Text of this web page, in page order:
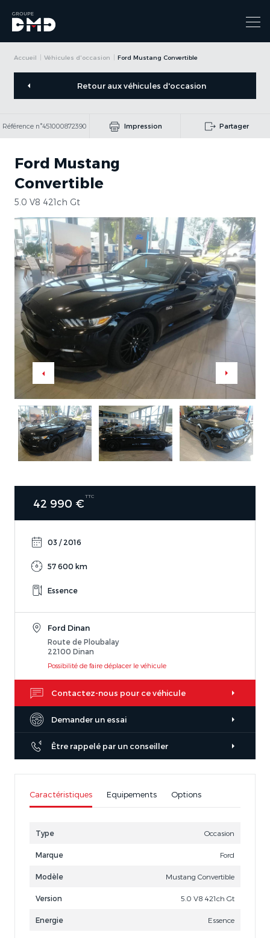
Accueil Véhicules d'occasion Ford Mustang Convertible
Retour aux véhicules d'occasion
Référence n°451000872390 Impression Partager
Ford Mustang
Convertible
5.0 V8 421ch Gt
42 990 €
TTC
03 / 2016
57 600 km
Essence
Ford Dinan
Route de Ploubalay
22100 Dinan
Possibilité de faire déplacer le véhicule
Contactez-nous pour ce véhicule
Demander un essai
Être rappelé par un conseiller
Caractéristiques Equipements Options
Type Occasion
Marque Ford
Modèle Mustang Convertible
Version 5.0 V8 421ch Gt
Energie Essence